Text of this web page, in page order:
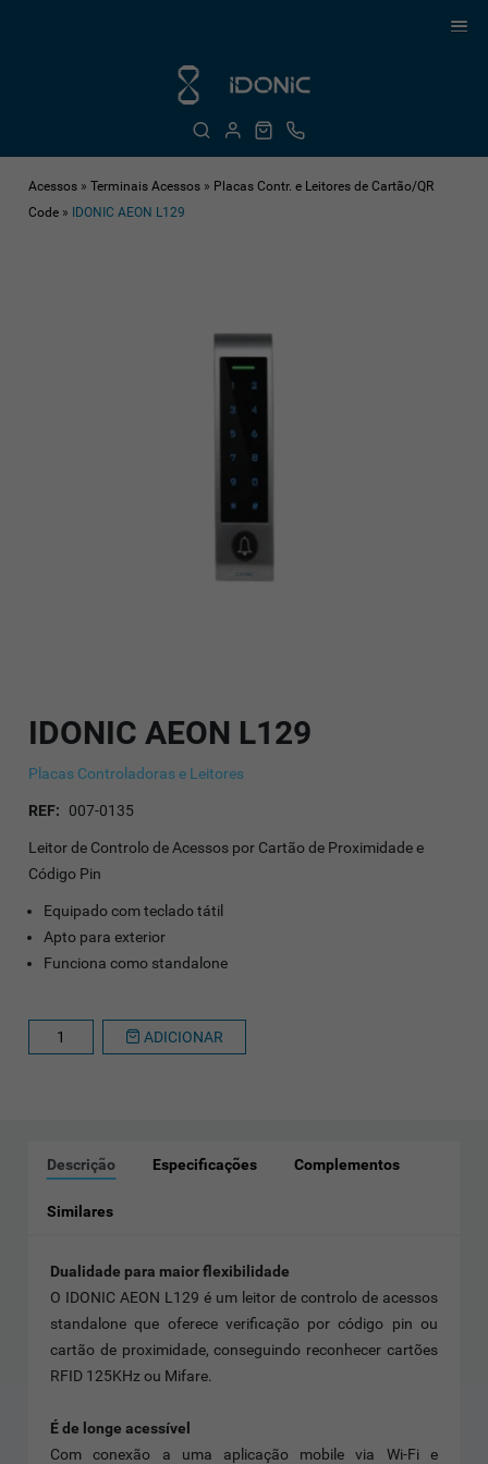
Acessos »Terminais Acessos » Placas Contr. e Leitores de Cartão/QR
Code » IDONIC AEON L129
IDONIC AEON L129
Placas Controladoras e Leitores
REF: 007-0135
Leitor de Controlo de Acessos por Cartão de Proximidade e
Código Pin
Equipado com teclado tátil
Apto para exterior
Funciona como standalone
ADICIONAR
Descrição Especificações Complementos
Similares
Dualidade para maior flexibilidade
O IDONIC AEON L129 é um leitor de controlo de acessos
standalone que oferece verificação por código pin ou
cartão de proximidade, conseguindo reconhecer cartões
RFID 125KHz ou Mifare.
É de longe acessível
Com conexão a uma aplicação mobile via Wi-Fi e